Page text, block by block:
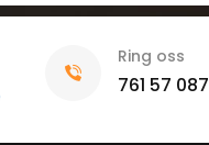
Ring oss
761 57 087